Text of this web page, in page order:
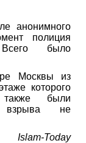
анонимного
полиция
было
Москвы из
которого
также были
взрыва не
Islam-Today